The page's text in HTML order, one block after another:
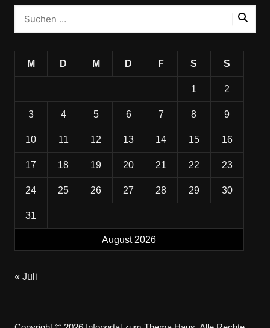
August 2026
M D M D F S S
1 2
3 4 5 6 7 8 9
10 11 12 13 14 15 16
17 18 19 20 21 22 23
24 25 26 27 28 29 30
31
« Juli